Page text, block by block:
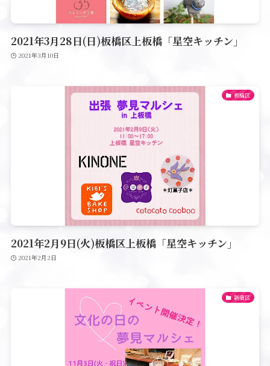
2021年3月28日(日)板橋区上板橋「星空キッチン」
2021年3月10日
板橋区
2021年2月9日(火)板橋区上板橋「星空キッチン」
2021年2月2日
新宿区